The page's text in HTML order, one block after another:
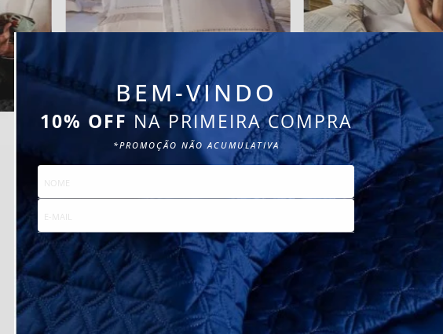
BEM-VINDO
10% OFF NA PRIMEIRA COMPRA
*PROMOÇÃO NÃO ACUMULATIVA
Fronha Dolcezza Arabelle
100% Algodão Cetim 300
fios
R$
1 R$ 110,52
Kit Lignagio
235,95
10 123